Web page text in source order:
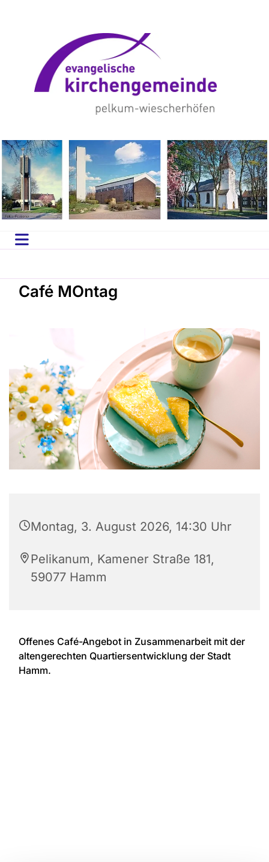
Café MOntag
Montag, 3. August 2026, 14:30 Uhr
Pelikanum, Kamener Straße 181,
59077 Hamm
Offenes Café-Angebot in Zusammenarbeit mit der
altengerechten Quartiersentwicklung der Stadt
Hamm.